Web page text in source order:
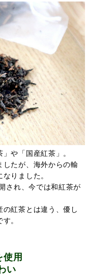
や「国産紅茶」。
したが、海外からの輸
りました。
され、今では和紅茶が
紅茶とは違う、優し
。
使用
い